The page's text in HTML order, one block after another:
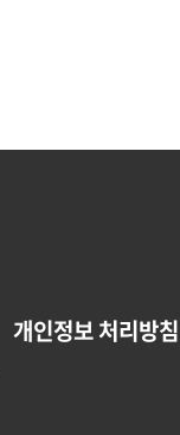
개인정보 처리방침